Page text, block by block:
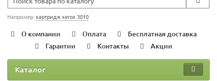
Например: картридж xerox 3010
О компании Оплата
Бесплатная доставка
Гарантии
Контакты Акции
Каталог